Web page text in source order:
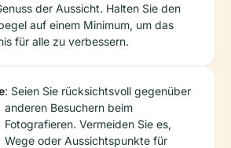
der Aussicht. Halten Sie den
auf einem Minimum, um das
für alle zu verbessern.
: Seien Sie rücksichtsvoll gegenüber
anderen Besuchern beim
Fotografieren. Vermeiden Sie es,
Wege oder Aussichtspunkte für